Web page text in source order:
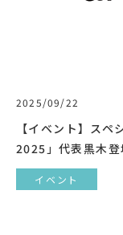
2025/09/22
【イベント】ス
2025」代表黒木登
イベント